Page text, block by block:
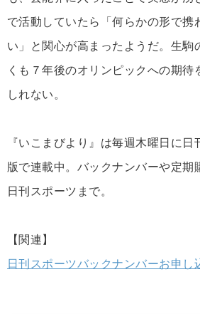
で活動していたら「何らかの形で携
い」と関心が高まったようだ。生駒
くも７年後のオリンピックへの期待
しれない。
『いこまびより』は毎週木曜日に
版で連載中。バックナンバーや定期
日刊スポーツまで。
【関連】
日刊スポーツバックナンバーお申し